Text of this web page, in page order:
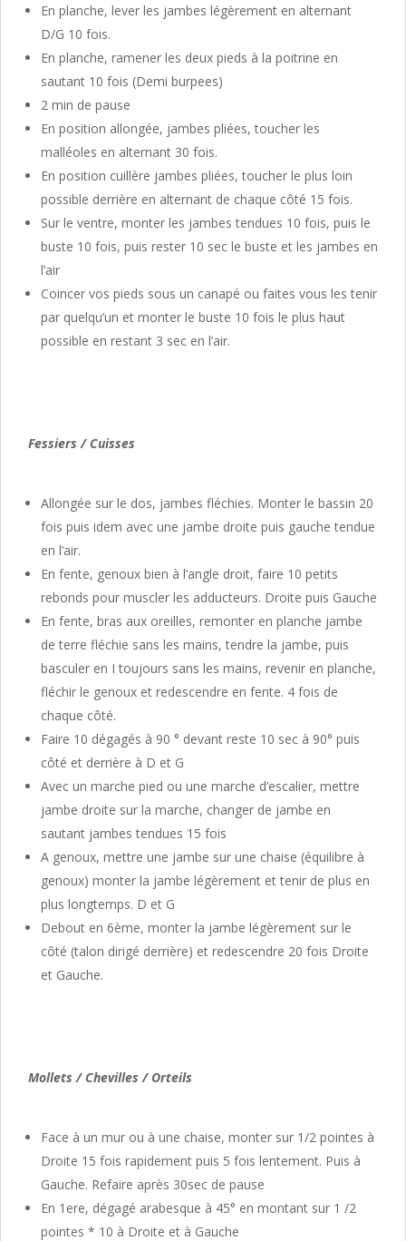
En planche, lever les jambes légèrement en alternant
D/G 10 fois.
En planche, ramener les deux pieds à la poitrine en
sautant 10 fois (Demi burpees)
2 min de pause
En position allongée, jambes pliées, toucher les
malléoles en alternant 30 fois.
En position cuillère jambes pliées, toucher le plus loin
possible derrière en alternant de chaque côté 15 fois.
Sur le ventre, monter les jambes tendues 10 fois, puis le
buste 10 fois, puis rester 10 sec le buste et les jambes en
l’air
Coincer vos pieds sous un canapé ou faites vous les tenir
par quelqu’un et monter le buste 10 fois le plus haut
possible en restant 3 sec en l’air.
Fessiers / Cuisses
Allongée sur le dos, jambes fléchies. Monter le bassin 20
fois puis idem avec une jambe droite puis gauche tendue
en l’air.
En fente, genoux bien à l’angle droit, faire 10 petits
rebonds pour muscler les adducteurs. Droite puis Gauche
En fente, bras aux oreilles, remonter en planche jambe
de terre fléchie sans les mains, tendre la jambe, puis
basculer en I toujours sans les mains, revenir en planche,
fléchir le genoux et redescendre en fente. 4 fois de
chaque côté.
Faire 10 dégagés à 90 ° devant reste 10 sec à 90° puis
côté et derrière à D et G
Avec un marche pied ou une marche d’escalier, mettre
jambe droite sur la marche, changer de jambe en
sautant jambes tendues 15 fois
A genoux, mettre une jambe sur une chaise (équilibre à
genoux) monter la jambe légèrement et tenir de plus en
plus longtemps. D et G
Debout en 6ème, monter la jambe légèrement sur le
côté (talon dirigé derrière) et redescendre 20 fois Droite
et Gauche.
Mollets / Chevilles / Orteils
Face à un mur ou à une chaise, monter sur 1/2 pointes à
Droite 15 fois rapidement puis 5 fois lentement. Puis à
Gauche. Refaire après 30sec de pause
En 1ere, dégagé arabesque à 45° en montant sur 1 /2
pointes * 10 à Droite et à Gauche